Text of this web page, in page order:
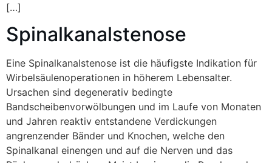
[…]
Spinalkanalstenose
Eine Spinalkanalstenose ist die häufigste Indikation für
Wirbelsäulenoperationen in höherem Lebensalter.
Ursachen sind degenerativ bedingte
Bandscheibenvorwölbungen und im Laufe von Monaten
und Jahren reaktiv entstandene Verdickungen
angrenzender Bänder und Knochen, welche den
Spinalkanal einengen und auf die Nerven und das